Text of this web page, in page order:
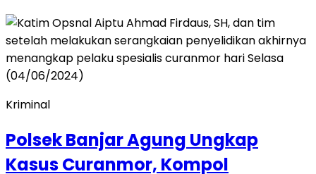
Kriminal
Polsek Banjar Agung Ungkap
Kasus Curanmor, Kompol